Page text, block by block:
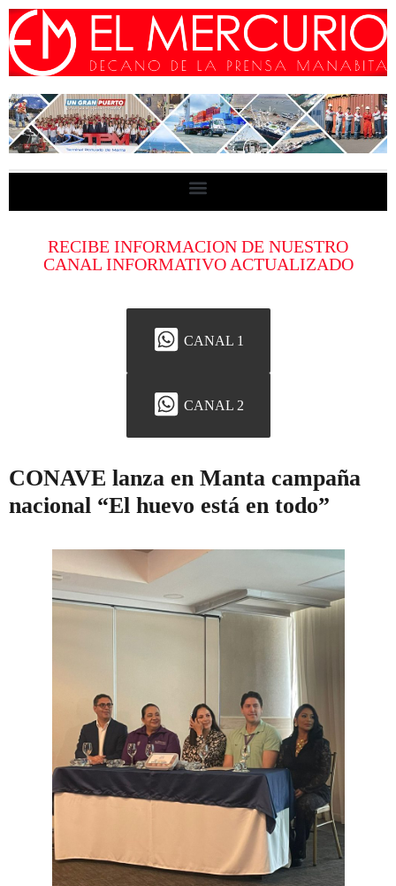
RECIBE INFORMACION DE NUESTRO
CANAL INFORMATIVO ACTUALIZADO
CANAL 1
CANAL 2
CONAVE lanza en Manta campaña
nacional “El huevo está en todo”